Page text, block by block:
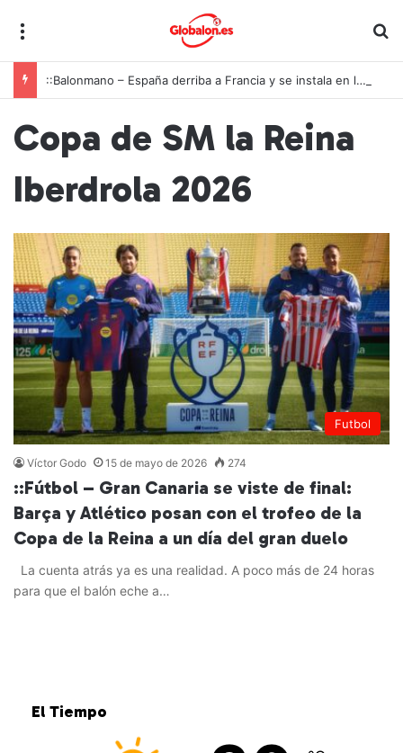
::Balonmano – España derriba a Francia y se instala en las semifinales del Europeo juvenil
Copa de SM la Reina
Iberdrola 2026
Futbol
Víctor Godo 15 de mayo de 2026 274
::Fútbol – Gran Canaria se viste de final:
Barça y Atlético posan con el trofeo de la
Copa de la Reina a un día del gran duelo
La cuenta atrás ya es una realidad. A poco más de 24 horas
para que el balón eche a…
El Tiempo